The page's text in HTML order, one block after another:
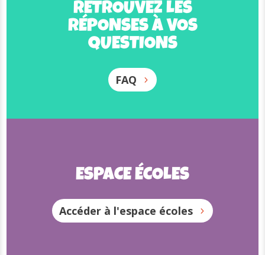
RETROUVEZ LES
RÉPONSES À VOS
QUESTIONS
FAQ
RETROUVEZ LES
RÉPONSES À VOS
QUESTIONS
FAQ
ESPACE ÉCOLES
Accéder à l'espace écoles
ESPACE ÉCOLES
Accéder à l'espace écoles